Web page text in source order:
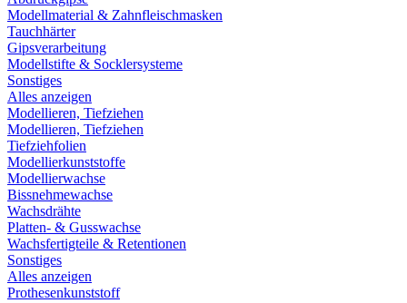
Modellmaterial & Zahnfleischmasken
Tauchhärter
Gipsverarbeitung
Modellstifte & Socklersysteme
Sonstiges
Alles anzeigen
Modellieren, Tiefziehen
Modellieren, Tiefziehen
Tiefziehfolien
Modellierkunststoffe
Modellierwachse
Bissnehmewachse
Wachsdrähte
Platten- & Gusswachse
Wachsfertigteile & Retentionen
Sonstiges
Alles anzeigen
Prothesenkunststoff